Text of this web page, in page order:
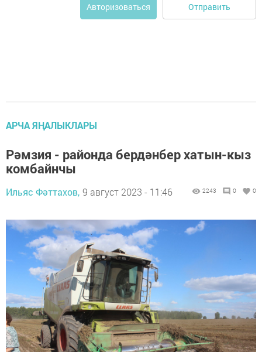
Авторизоваться Отправить
АРЧА ЯҢАЛЫКЛАРЫ
Рәмзия - районда бердәнбер хатын-кыз
комбайнчы
Ильяс Фәттахов, 9 август 2023 - 11:46 2243 0 0